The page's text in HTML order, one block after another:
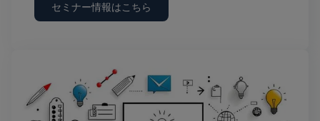
セミナー情報はこちら